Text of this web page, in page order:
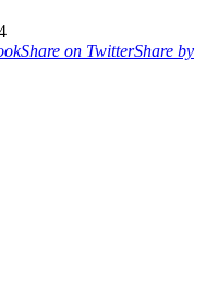
Share on TwitterShare by